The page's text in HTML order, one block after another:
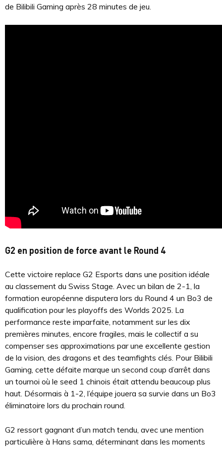
de Bilibili Gaming après 28 minutes de jeu.
G2 en position de force avant le Round 4
Cette victoire replace G2 Esports dans une position idéale
au classement du Swiss Stage. Avec un bilan de 2-1, la
formation européenne disputera lors du Round 4 un Bo3 de
qualification pour les playoffs des Worlds 2025. La
performance reste imparfaite, notamment sur les dix
premières minutes, encore fragiles, mais le collectif a su
compenser ses approximations par une excellente gestion
de la vision, des dragons et des teamfights clés. Pour Bilibili
Gaming, cette défaite marque un second coup d’arrêt dans
un tournoi où le seed 1 chinois était attendu beaucoup plus
haut. Désormais à 1-2, l’équipe jouera sa survie dans un Bo3
éliminatoire lors du prochain round.
G2 ressort gagnant d’un match tendu, avec une mention
particulière à Hans sama, déterminant dans les moments